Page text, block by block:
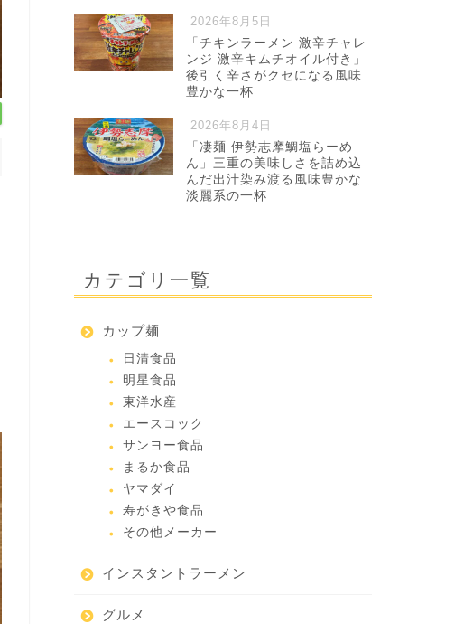
2026年8月5日
「チキンラーメン 激辛チャレ
ンジ 激辛キムチオイル付き」
後引く辛さがクセになる風味
豊かな一杯
2026年8月4日
「凄麺 伊勢志摩鯛塩らーめ
ん」三重の美味しさを詰め込
んだ出汁染み渡る風味豊かな
淡麗系の一杯
カテゴリ一覧
カップ麺
日清食品
明星食品
東洋水産
エースコック
サンヨー食品
まるか食品
ヤマダイ
寿がきや食品
その他メーカー
インスタントラーメン
グルメ